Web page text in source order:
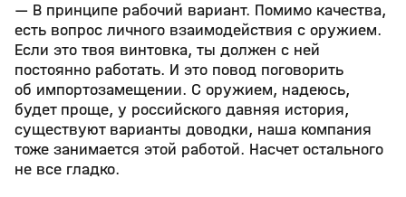
— В принципе рабочий вариант. Помимо качества,
есть вопрос личного взаимодействия с оружием.
Если это твоя винтовка, ты должен с ней
постоянно работать. И это повод поговорить
об импортозамещении. С оружием, надеюсь,
будет проще, у российского давняя история,
существуют варианты доводки, наша компания
тоже занимается этой работой. Насчет остального
не все гладко.